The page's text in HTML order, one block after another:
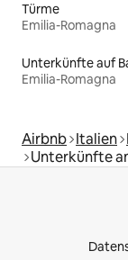
Türme
Emilia-Romagna
Unterkünfte auf
Emilia-Romagna
Airbnb Italien
Unterkünfte